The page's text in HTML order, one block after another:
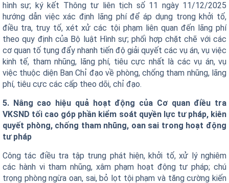
hình sự; ký kết Thông tư liên tịch số 11 ngày 11/12/2025
hướng dẫn việc xác định lãng phí để áp dụng trong khởi tố,
điều tra, truy tố, xét xử các tội phạm liên quan đến lãng phí
theo quy định của Bộ luật Hình sự; phối hợp chặt chẽ với các
cơ quan tố tụng đẩy nhanh tiến độ giải quyết các vụ án, vụ việc
kinh tế, tham nhũng, lãng phí, tiêu cực nhất là các vụ án, vụ
việc thuộc diện Ban Chỉ đạo về phòng, chống tham nhũng, lãng
phí, tiêu cực các cấp theo dõi, chỉ đạo.
5. Nâng cao hiệu quả hoạt động của Cơ quan điều tra
VKSND tối cao góp phần kiểm soát quyền lực tư pháp, kiên
quyết phòng, chống tham nhũng, oan sai trong hoạt động
tư pháp
Công tác điều tra tập trung phát hiện, khởi tố, xử lý nghiêm
các hành vi tham nhũng, xâm phạm hoạt động tư pháp; chú
trọng phòng ngừa oan, sai, bỏ lọt tội phạm và tăng cường kiến